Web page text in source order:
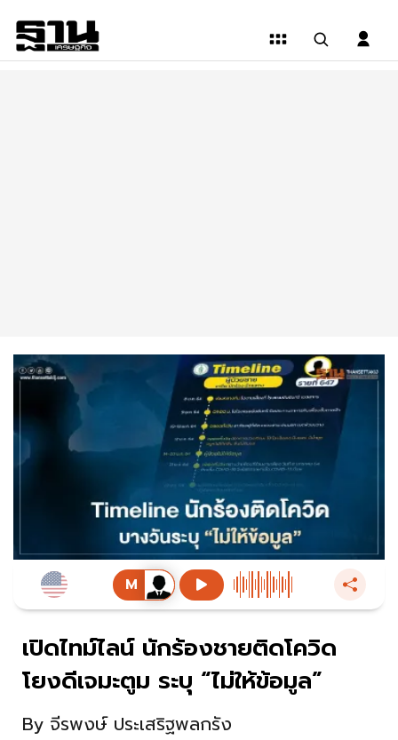
เปิดไทม์ไลน์ นักร้องชายติดโควิด
โยงดีเจมะตูม ระบุ “ไม่ให้ข้อมูล”
By จีรพงษ์ ประเสริฐพลกรัง